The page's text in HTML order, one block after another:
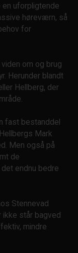
uforpligtende
høreværn, så
for
om og brug
Herunder blandt
Hellberg, der
fast bestanddel
Mark
Men også på
de
endnu bedre
Stennevad
ikke står bagved
mindre